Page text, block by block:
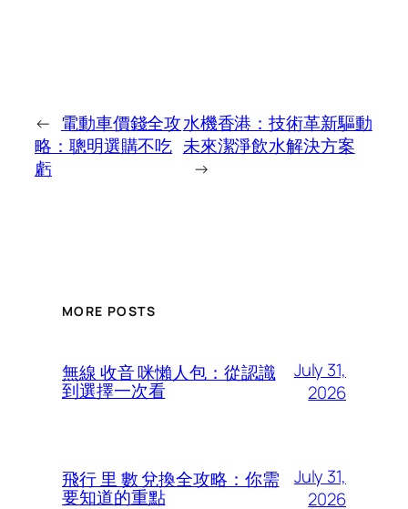
← 電動車價錢全攻
略：聰明選購不吃
虧
水機香港：技術革新驅動
未來潔淨飲水解決方案
→
MORE POSTS
無線 收音 咪懶人包：從認識
到選擇一次看
July 31,
2026
飛行 里 數 兌換全攻略：你需
要知道的重點
July 31,
2026